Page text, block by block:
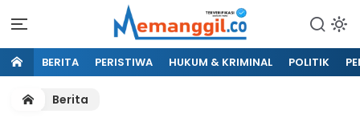
BERITA PERISTIWA HUKUM & KRIMINAL POLITIK
Berita